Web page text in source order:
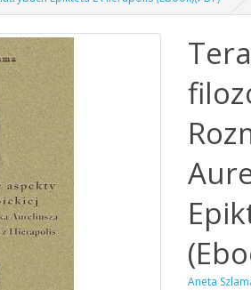
Aneta